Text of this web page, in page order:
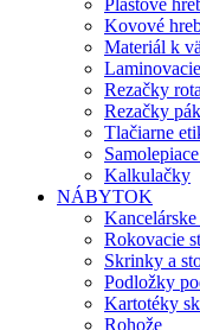
Plastové
Kovové
Materiál k
Rezačky
Rezačky
Tlačiarne
Kalkulačky
NÁBYTOK
Rokovacie
Skrinky a
Podložky
Kartotéky
Rohože